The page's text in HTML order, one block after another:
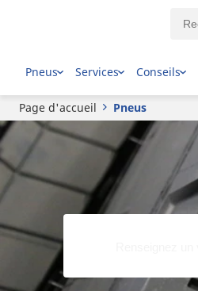
Pneus Services Conseils
Page d'accueil Pneus